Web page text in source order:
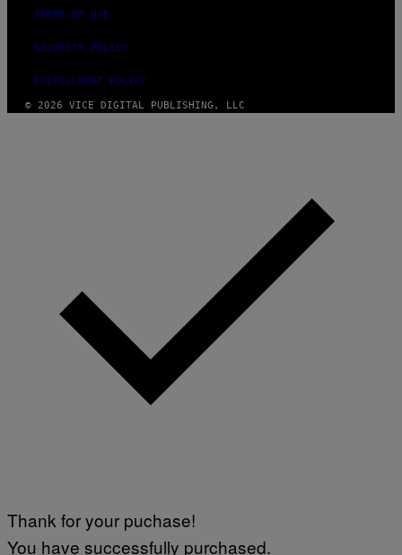
TERMS OF USE
SECURITY POLICY
FULFILLMENT POLICY
© 2026 VICE DIGITAL PUBLISHING, LLC
Thank for your puchase!
You have successfully purchased.